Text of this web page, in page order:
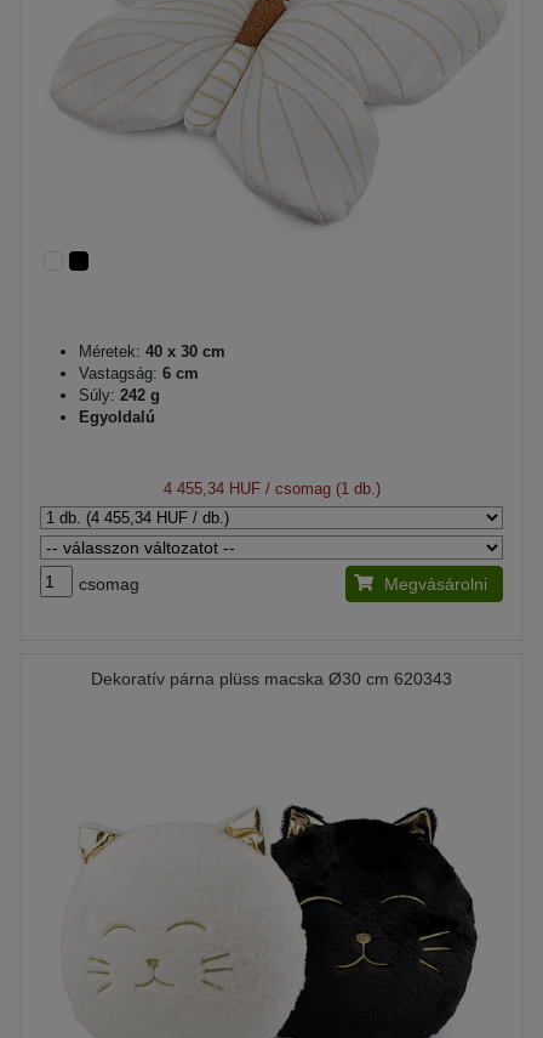
Méretek: 40 x 30 cm
Vastagság: 6 cm
Súly: 242 g
Egyoldalú
4 455,34 HUF/ csomag (1 db.)
csomag Megvásárolni
Dekoratív párna plüss macska Ø30 cm 620343